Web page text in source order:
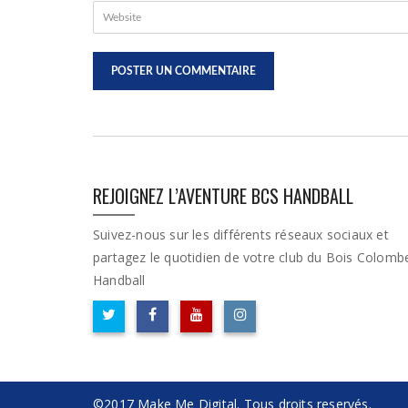
REJOIGNEZ L’AVENTURE BCS HANDBALL
Suivez-nous sur les différents réseaux sociaux et
partagez le quotidien de votre club du Bois
Handball
©2017 Make Me Digital. Tous droits reservés.